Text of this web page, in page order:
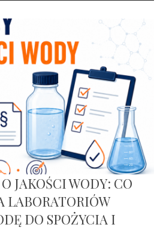
JAKOŚCI WODY: CO
LABORATORIÓW
DO SPOŻYCIA I